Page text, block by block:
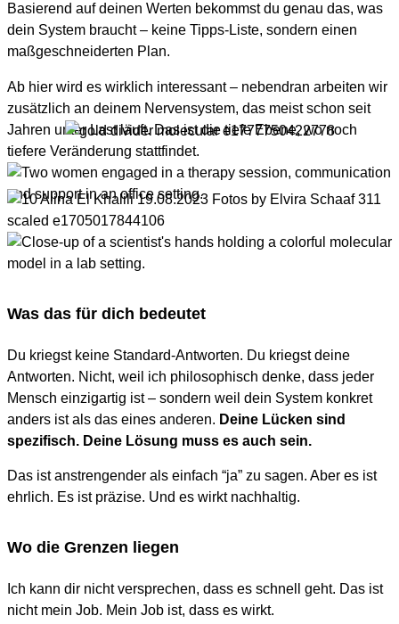
Basierend auf deinen Werten bekommst du genau das, was
dein System braucht – keine Tipps-Liste, sondern einen
maßgeschneiderten Plan.
Ab hier wird es wirklich interessant – nebendran arbeiten wir
zusätzlich an deinem Nervensystem, das meist schon seit
Jahren unter Last läuft. Das ist die tiefe Ebene, wo noch
tiefere Veränderung stattfindet.
Was das für dich bedeutet
Du kriegst keine Standard-Antworten. Du kriegst deine
Antworten. Nicht, weil ich philosophisch denke, dass jeder
Mensch einzigartig ist – sondern weil dein System konkret
anders ist als das eines anderen. Deine Lücken sind
spezifisch. Deine Lösung muss es auch sein.
Das ist anstrengender als einfach “ja” zu sagen. Aber es ist
ehrlich. Es ist präzise. Und es wirkt nachhaltig.
Wo die Grenzen liegen
Ich kann dir nicht versprechen, dass es schnell geht. Das ist
nicht mein Job. Mein Job ist, dass es wirkt.